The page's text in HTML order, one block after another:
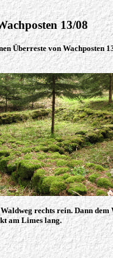
13/08
Überreste von Wachposten
rechts rein. Dann
am Limes lang.